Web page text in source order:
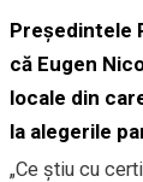
Preşedintele
că Eugen
locale din
la alegerile
„Ce ştiu cu